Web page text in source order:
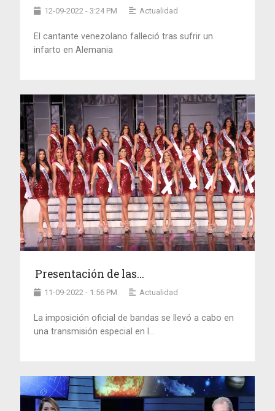
12-09-2022 - 3:24 PM Actualidad
El cantante venezolano falleció tras sufrir un
infarto en Alemania
Presentación de las...
11-09-2022 - 1:56 PM Actualidad
La imposición oficial de bandas se llevó a cabo en
una transmisión especial en l...